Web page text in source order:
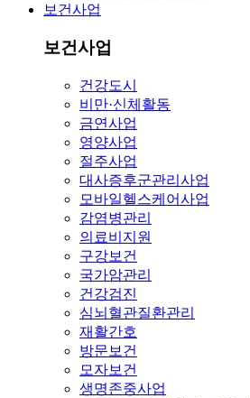
보건사업
보건사업
건강도시
비만·신체활동
금연사업
영양사업
절주사업
대사증후군관리사업
모바일헬스케어사업
감염병관리
의료비지원
구강보건
국가암관리
건강검진
심뇌혈관질환관리
재활간호
방문보건
모자보건
생명존중사업